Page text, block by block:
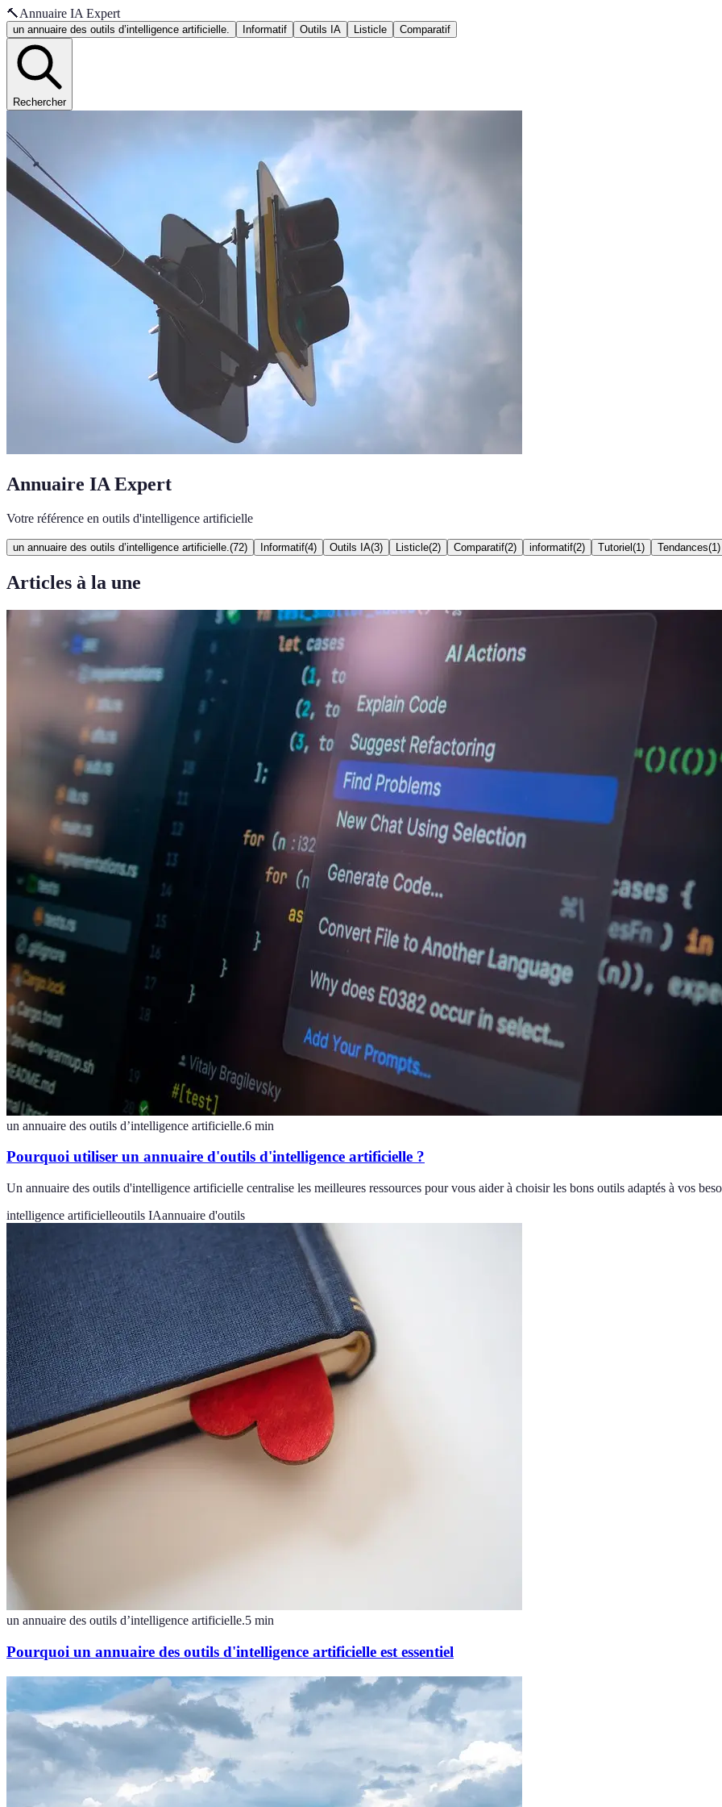
🔨Annuaire IA Expert
un annuaire des outils d’intelligence artificielle. Informatif Outils IA Listicle Comparatif
Rechercher
Annuaire IA Expert
Votre référence en outils d'intelligence artificielle
un annuaire des outils d’intelligence artificielle. (72) Informatif(4) Outils IA(3) Listicle(2) Comparatif(2) informatif(2) Tutoriel (1 ) Tendances(1 )
Articles à la une
un annuaire des outils d’intelligence artificielle.6 min
Pourquoi utiliser un annuaire d'outils d'intelligence artificielle ?
Un annuaire des outils d'intelligence artificielle centralise les meilleures ressources pour vous aider à choisir les bons outils adaptés à vos
intelligence artificielleoutils IAannuaire d'outils
un annuaire des outils d’intelligence artificielle.5 min
Pourquoi un annuaire des outils d'intelligence artificielle est essentiel